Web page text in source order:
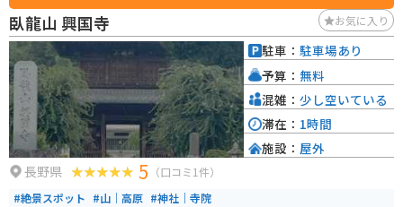
おり、近隣の別所温泉や美ヶ原高原と合わせて巡るのがおすすめです。交通
アクセスは上田駅からバスやタクシーが便利で、地元の食事処も点在してい
ます。
臥龍山 興国寺 お気に入り
長野県 5 （口コミ1件）
#絶景スポット #山｜高原 #神社｜寺院
駐車： 駐車場あり
予算： 無料
混雑： 少し空いている
滞在： 1時間
施設： 屋外